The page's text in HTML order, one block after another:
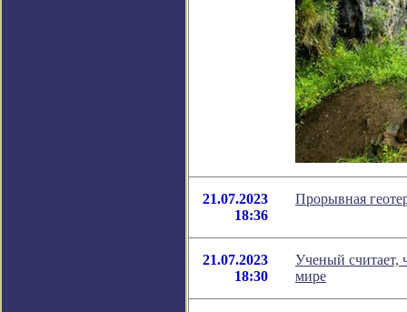
21.07.2023
18:36
Прорывная
21.07.2023
18:30
Ученый считает,
мире